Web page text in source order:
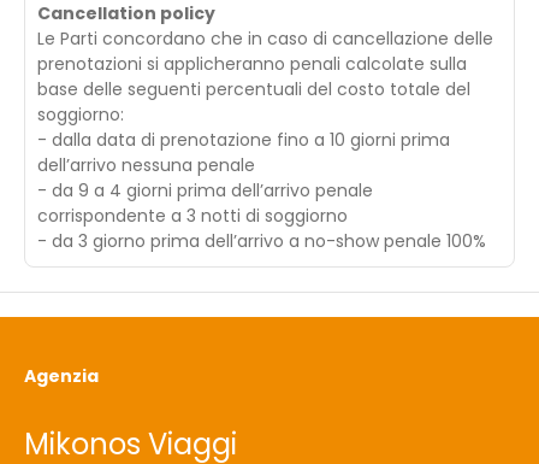
Cancellation policy
Le Parti concordano che in caso di cancellazione delle
prenotazioni si applicheranno penali calcolate sulla
base delle seguenti percentuali del costo totale del
soggiorno:
- dalla data di prenotazione fino a 10 giorni prima
dell’arrivo nessuna penale
- da 9 a 4 giorni prima dell’arrivo penale
corrispondente a 3 notti di soggiorno
- da 3 giorno prima dell’arrivo a no-show penale 100%
Agenzia
Mikonos Viaggi